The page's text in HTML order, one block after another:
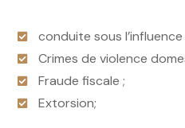
conduite sous l’influence
Crimes de violence
Fraude fiscale ;
Extorsion;